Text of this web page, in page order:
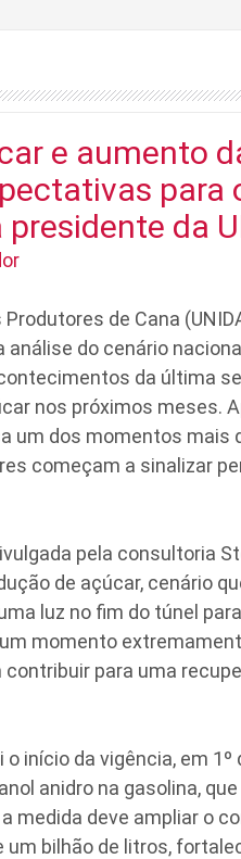
e aumento
para
da
de Cana
do cenário
da última
nos próximos meses.
um dos momentos mais
começam a sinalizar
pela consultoria
de açúcar, cenário
luz no fim do túnel
momento
para uma
início da vigência, em 1º
anidro na gasolina, que
medida deve ampliar o
bilhão de litros,